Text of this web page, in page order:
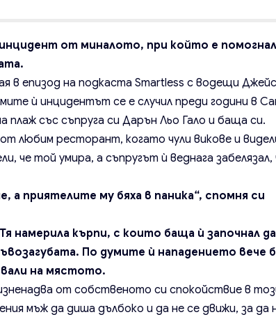
от миналото, при който е
в епизод на подкаста Smartless с водещи
ѝ инцидентът се е случил преди години в
плаж със съпруга си Дарън Льо Гало и баща си.
любим ресторант, когато чули викове и
че той умира, а съпругът ѝ веднага забелязал,
а приятелите му бяха в паника“, спомня си
Тя намерила кърпи, с които баща ѝ започнал да
По думите ѝ нападението вече
на мястото.
от собственото си спокойствие в
мъж да диша дълбоко и да не се движи, за да